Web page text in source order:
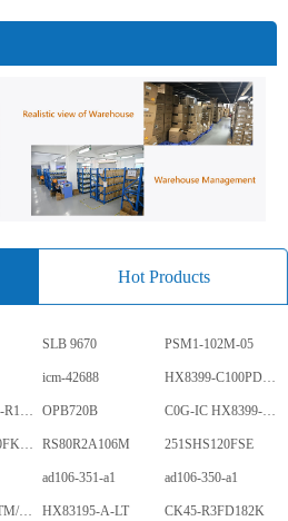
Hot Products
SLB 9670 PSM1-102M-05
icm-42688 HX8399-C100PD1700-GP
TLLAG-72BG-R1KH1-V-A OPB720B C0G-IC HX8399-C100PD1700-GP
RCS060351K0FKEA RS80R2A106M 251SHS120FSE
ad106-351-a1 ad106-350-a1
MAX96774GTM/V+ HX83195-A-LT CK45-R3FD182K